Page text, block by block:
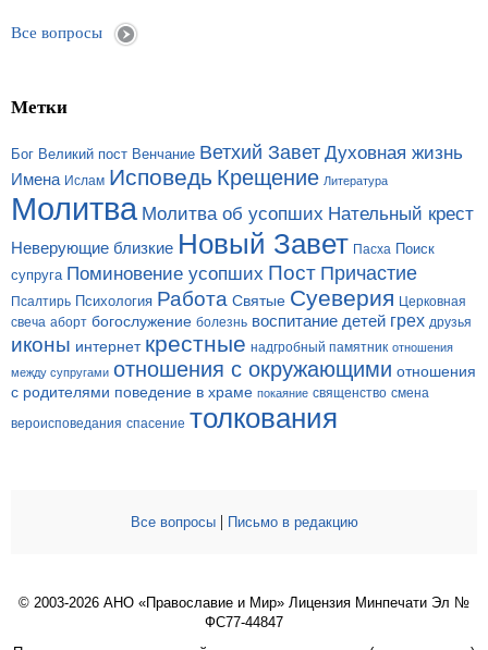
Все вопросы
Метки
Бог Великий пост Венчание Ветхий Завет Духовная жизнь
Имена Ислам Исповедь Крещение Литература
Молитва Молитва об усопших Нательный крест
Неверующие близкие Новый Завет Пасха Поиск
супруга Поминовение усопших Пост Причастие
Псалтирь Психология Работа Святые Суеверия Церковная
свеча аборт богослужение болезнь воспитание детей грех друзья
иконы интернет крестные надгробный памятник отношения
между супругами отношения с окружающими отношения
с родителями поведение в храме покаяние священство смена
вероисповедания спасение толкования
Все вопросы| Письмо в редакцию
© 2003-2026 АНО «Православие и Мир» Лицензия Минпечати Эл №
ФС77-44847